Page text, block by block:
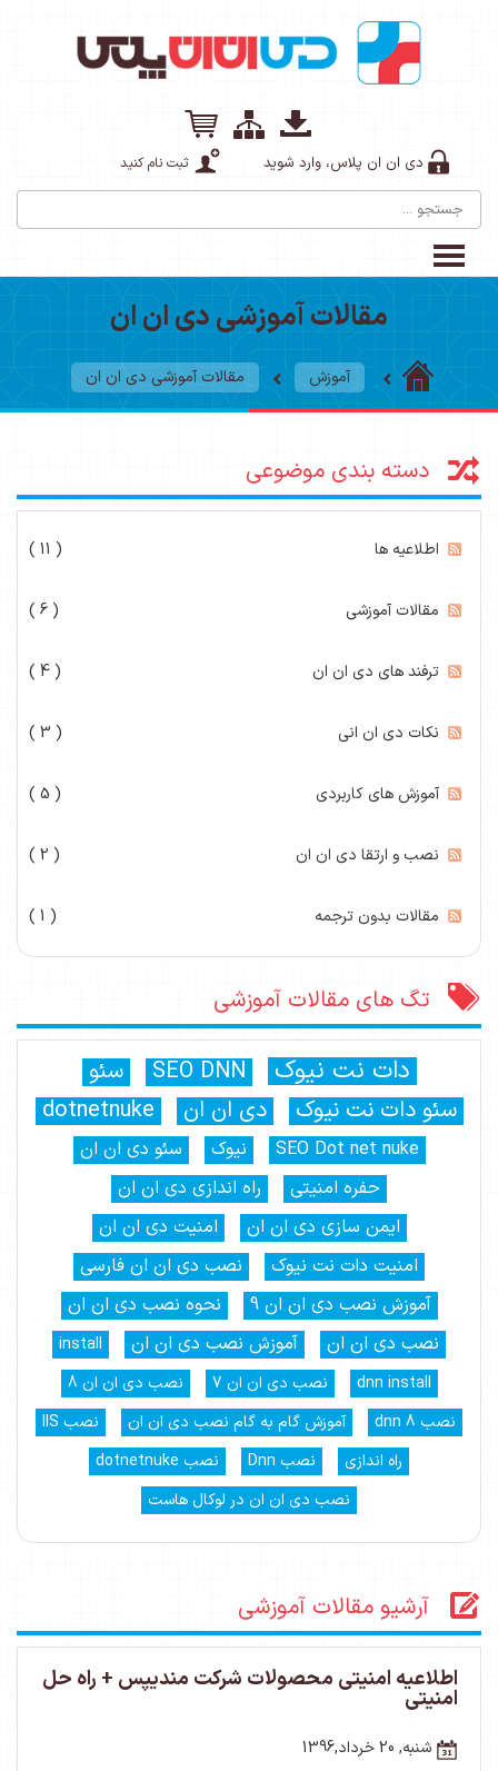
دی ان ان پلاس، وارد شوید ثبت نام کنید
مقالات آموزشی دی ان ان
آموزش مقالات آموزشی دی ان ان
دسته بندی موضوعی
اطلاعیه ها ( 11 )
مقالات آموزشی ( 6 )
ترفند های دی ان ان ( 4 )
نکات دی ان انی ( 3 )
آموزش های کاربردی ( 5 )
نصب و ارتقا دی ان ان ( 2 )
مقالات بدون ترجمه ( 1 )
تگ های مقالات آموزشی
دات نت نیوک SEO DNN
سئو
سئو دات نت نیوک
دی ان ان dotnetnuke
SEO Dot net nuke نیوک
سئو دی ان ان
حفره امنیتی
راه اندازی دی ان ان
ایمن سازی دی ان ان
امنیت دی ان ان
امنیت دات نت نیوک
نصب دی ان ان فارسی
آموزش نصب دی ان ان 9
نحوه نصب دی ان ان
نصب دی ان ان
آموزش نصب دی ان ان
install
dnn install
نصب دی ان ان 7
نصب دی ان ان 8
نصب dnn 8
آموزش گام به گام نصب دی ان ان
نصب IIS
راه اندازی
نصب Dnn
نصب dotnetnuke
نصب دی ان ان در لوکال هاست
آرشیو مقالات آموزشی
اطلاعیه امنیتی محصولات شرکت مندیپس + راه حل
امنیتی
شنبه, 20 خرداد,1396